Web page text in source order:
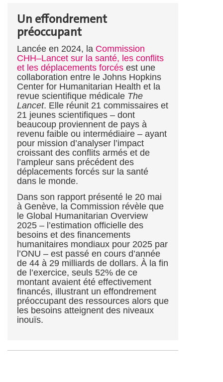
Un effondrement
préoccupant
Lancée en 2024, la Commission
CHH–Lancet sur la santé, les conflits
et les déplacements forcés est une
collaboration entre le Johns Hopkins
Center for Humanitarian Health et la
revue scientifique médicale The
Lancet. Elle réunit 21 commissaires et
21 jeunes scientifiques – dont
beaucoup proviennent de pays à
revenu faible ou intermédiaire – ayant
pour mission d’analyser l’impact
croissant des conflits armés et de
l’ampleur sans précédent des
déplacements forcés sur la santé
dans le monde.
Dans son rapport présenté le 20 mai
à Genève, la Commission révèle que
le Global Humanitarian Overview
2025 – l’estimation officielle des
besoins et des financements
humanitaires mondiaux pour 2025 par
l’ONU – est passé en cours d’année
de 44 à 29 milliards de dollars. À la fin
de l’exercice, seuls 52% de ce
montant avaient été effectivement
financés, illustrant un effondrement
préoccupant des ressources alors que
les besoins atteignent des niveaux
inouïs.